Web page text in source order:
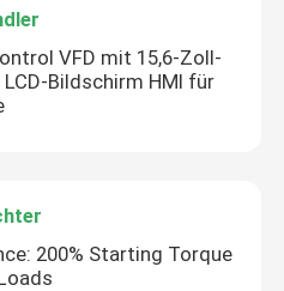
VFD mit 15,6-Zoll-
Bildschirm HMI für
200% Starting Torque